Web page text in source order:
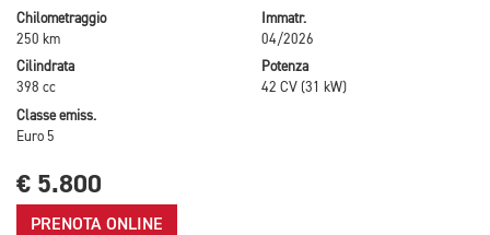
Chilometraggio
250 km
Immatr.
04/2026
Cilindrata
398 cc
Potenza
42 CV (31 kW)
Classe emiss.
Euro 5
€ 5.800
PRENOTA ONLINE